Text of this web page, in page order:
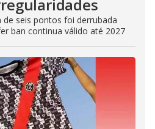
de seis pontos foi derrubada
ban continua válido até 2027